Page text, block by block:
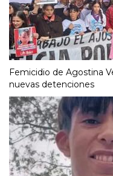
Femicidio de Agostina
nuevas detenciones